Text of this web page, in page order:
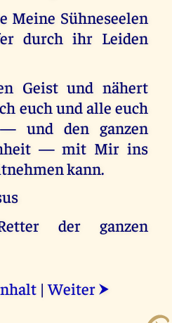
Meine Sühneseelen
durch ihr Leiden
Geist und nähert
euch und alle euch
— und den ganzen
— mit Mir ins
kann.
der ganzen
|Weiter ⮞